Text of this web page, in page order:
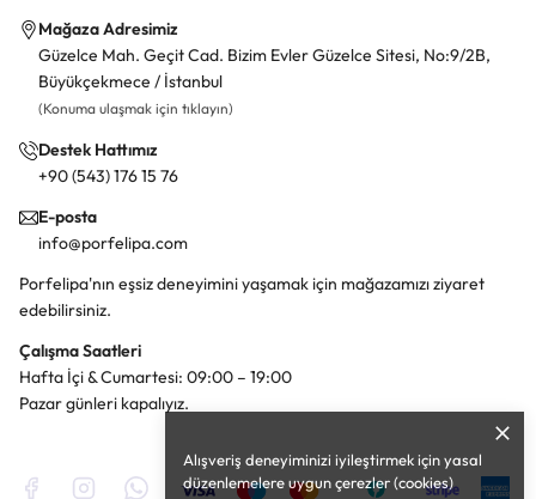
Alışveriş deneyiminizi iyileştirmek için yasal
düzenlemelere uygun çerezler (cookies)
Mağaza Adresimiz
Güzelce Mah. Geçit Cad. Bizim Evler Güzelce Sitesi, No:9/2B,
Büyükçekmece / İstanbul
(Konuma ulaşmak için tıklayın)
Destek Hattımız
+90 (543) 176 15 76
E-posta
info@porfelipa.com
Porfelipa'nın eşsiz deneyimini yaşamak için mağazamızı ziyaret
edebilirsiniz.
Çalışma Saatleri
Hafta İçi & Cumartesi: 09:00 – 19:00
Pazar günleri kapalıyız.